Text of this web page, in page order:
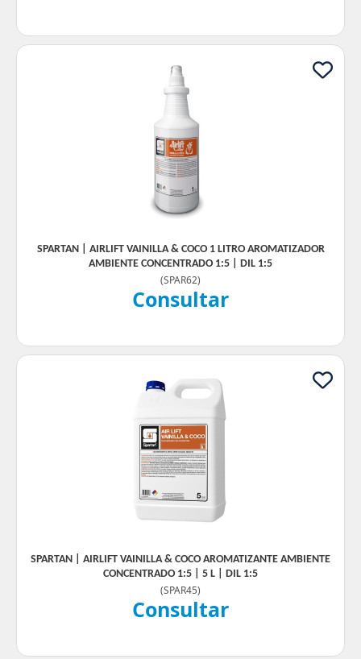
SPARTAN | AIRLIFT VAINILLA & COCO 1 LITRO AROMATIZADOR
AMBIENTE CONCENTRADO 1:5 | DIL 1:5
(SPAR62)
Consultar
SPARTAN | AIRLIFT VAINILLA & COCO AROMATIZANTE AMBIENTE
CONCENTRADO 1:5 | 5 L | DIL 1:5
(SPAR45)
Consultar